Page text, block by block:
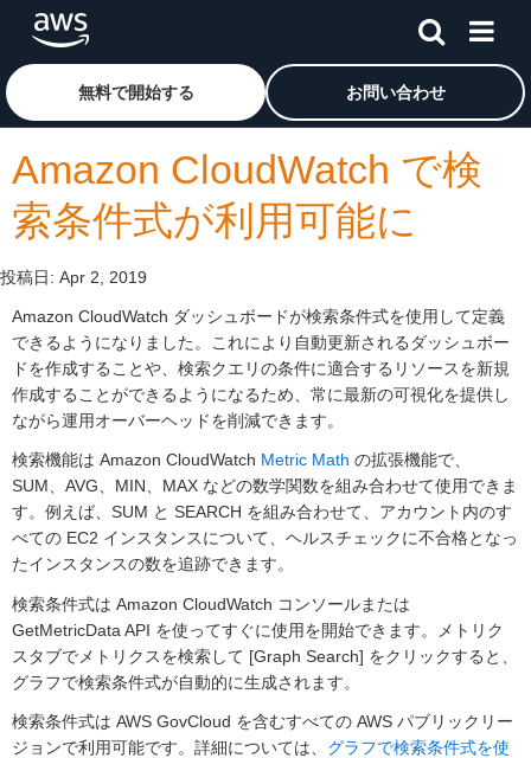
メインコンテンツに移動
アマゾン ウェブ サービスのホームページに戻るには、こ
無料で開始する お問い合わせ
Amazon CloudWatch で検
索条件式が利用可能に
投稿日: Apr 2, 2019
Amazon CloudWatch ダッシュボードが検索条件式を使用して定義
できるようになりました。これにより自動更新されるダッシュボー
ドを作成することや、検索クエリの条件に適合するリソースを新規
作成することができるようになるため、常に最新の可視化を提供し
ながら運用オーバーヘッドを削減できます。
検索機能は Amazon CloudWatch Metric Math の拡張機能で、
SUM、AVG、MIN、MAX などの数学関数を組み合わせて使用できま
す。例えば、SUM と SEARCH を組み合わせて、アカウント内のす
べての EC2 インスタンスについて、ヘルスチェックに不合格となっ
たインスタンスの数を追跡できます。
検索条件式は Amazon CloudWatch コンソールまたは
GetMetricData API を使ってすぐに使用を開始できます。メトリク
スタブでメトリクスを検索して [Graph Search] をクリックすると、
グラフで検索条件式が自動的に生成されます。
検索条件式は AWS GovCloud を含むすべての AWS パブリックリー
ジョンで利用可能です。詳細については、 グラフで検索条件式を使